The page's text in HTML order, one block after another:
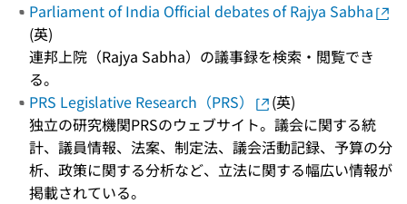
Parliament of India Official debates of Rajya Sabha
(英)
連邦上院（Rajya Sabha）の議事録を検索・閲覧でき
る。
PRS Legislative Research（PRS）
(英)
独立の研究機関PRSのウェブサイト。議会に関する統
計、議員情報、法案、制定法、議会活動記録、予算の分
析、政策に関する分析など、立法に関する幅広い情報が
掲載されている。